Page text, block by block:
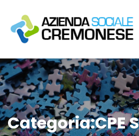
Categoria:CPE